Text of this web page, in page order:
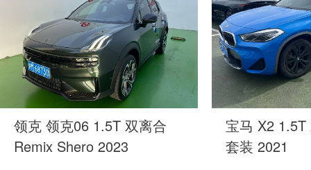
宝马 X1 1.5T 手自一体 时
尚型 2018
宝